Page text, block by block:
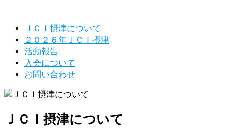
ＪＣＩ摂津について
２０２６年ＪＣＩ摂津
活動報告
入会について
お問い合わせ
ＪＣＩ摂津について